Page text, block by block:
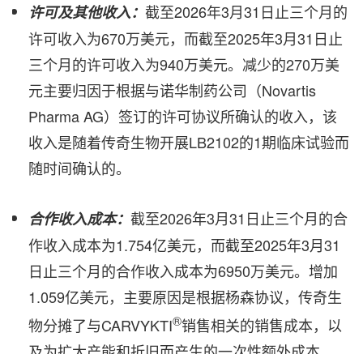
许可及其他收入： 截至2026年3月31日止三个月的
许可收入为670万美元，而截至2025年3月31日止
三个月的许可收入为940万美元。减少的270万美
元主要归因于根据与诺华制药公司（Novartis
Pharma AG）签订的许可协议所确认的收入，该
收入是随着传奇生物开展LB2102的1期临床试验而
随时间确认的。
合作收入成本： 截至2026年3月31日止三个月的合
作收入成本为1.754亿美元，而截至2025年3月31
日止三个月的合作收入成本为6950万美元。增加
1.059亿美元，主要原因是根据杨森协议，传奇生
物分摊了与CARVYKTI®销售相关的销售成本，以